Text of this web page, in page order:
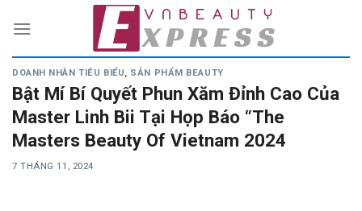
DOANH NHÂN TIÊU BIỂU, SẢN PHẨM BEAUTY
Bật Mí Bí Quyết Phun Xăm Đỉnh Cao Của
Master Linh Bii Tại Họp Báo “The
Masters Beauty Of Vietnam 2024
7 THÁNG 11, 2024